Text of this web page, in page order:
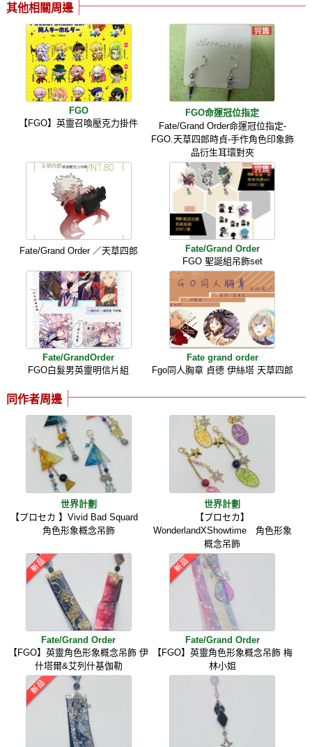
其他相關周邊
FGO
【FGO】英靈召喚壓克力掛件
FGO命運冠位指定
Fate/Grand Order命運冠位指定-
FGO.天草四郎時貞-手作角色印象飾
品衍生耳環對夾
Fate/Grand Order ／天草四郎
Fate/Grand Order
FGO 聖誕組吊飾set
Fate/GrandOrder
FGO白髮男英靈明信片組
Fate grand order
Fgo同人胸章 貞德 伊絲塔 天草四郎
同作者周邊
世界計劃
【プロセカ 】Vivid Bad Squard
角色形象概念吊飾
世界計劃
【プロセカ】
WonderlandXShowtime 角色形象
概念吊飾
Fate/Grand Order
【FGO】英靈角色形象概念吊飾 伊
什塔爾&艾列什基伽勒
Fate/Grand Order
【FGO】英靈角色形象概念吊飾 梅
林小姐